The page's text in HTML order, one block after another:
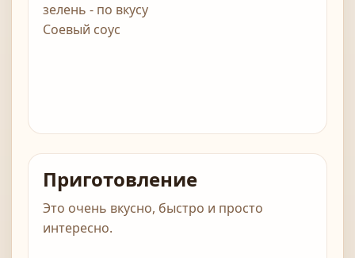
зелень - по вкусу
Соевый соус
Приготовление
Это очень вкусно, быстро и просто
интересно.